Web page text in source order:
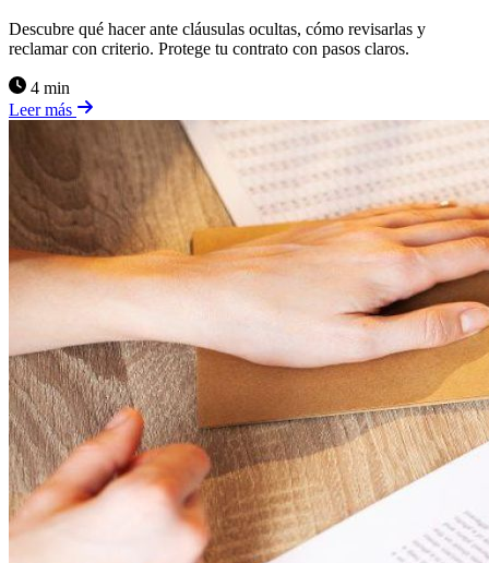
Descubre qué hacer ante cláusulas ocultas, cómo revisarlas y
reclamar con criterio. Protege tu contrato con pasos claros.
4 min
Leer más